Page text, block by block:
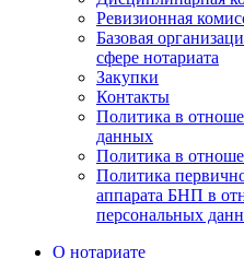
Ревизионная
Базовая
сфере нотариата
Закупки
Контакты
Политика в
данных
Политика в
Политика
аппарата БНП в
персональных
О нотариате